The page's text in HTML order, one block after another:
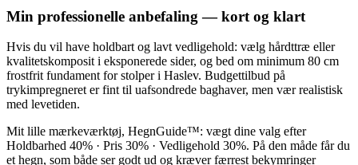
Min professionelle anbefaling — kort og klart
Hvis du vil have holdbart og lavt vedligehold: vælg hårdttræ eller
kvalitetskomposit i eksponerede sider, og bed om minimum 80 cm
frostfrit fundament for stolper i Haslev. Budgettilbud på
trykimpregneret er fint til uafsondrede baghaver, men vær realistisk
med levetiden.
Mit lille mærkeværktøj, HegnGuide™: vægt dine valg efter
Holdbarhed 40% · Pris 30% · Vedligehold 30%. På den måde får du
et hegn, som både ser godt ud og kræver færrest bekymringer